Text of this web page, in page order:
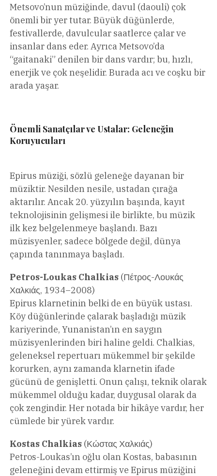
Metsovo’nun müziğinde, davul (daouli) çok
önemli bir yer tutar. Büyük düğünlerde,
festivallerde, davulcular saatlerce çalar ve
insanlar dans eder. Ayrıca Metsovo’da
“gaitanaki” denilen bir dans vardır; bu, hızlı,
enerjik ve çok neşelidir. Burada acı ve coşku bir
arada yaşar.
Önemli Sanatçılar ve Ustalar: Geleneğin
Koruyucuları
Epirus müziği, sözlü geleneğe dayanan bir
müziktir. Nesilden nesile, ustadan çırağa
aktarılır. Ancak 20. yüzyılın başında, kayıt
teknolojisinin gelişmesi ile birlikte, bu müzik
ilk kez belgelenmeye başlandı. Bazı
müzisyenler, sadece bölgede değil, dünya
çapında tanınmaya başladı.
Petros-Loukas Chalkias (Πέτρος-Λουκάς
Χαλκιάς, 1934–2008)
Epirus klarnetinin belki de en büyük ustası.
Köy düğünlerinde çalarak başladığı müzik
kariyerinde, Yunanistan’ın en saygın
müzisyenlerinden biri haline geldi. Chalkias,
geleneksel repertuarı mükemmel bir şekilde
korurken, aynı zamanda klarnetin ifade
gücünü de genişletti. Onun çalışı, teknik olarak
mükemmel olduğu kadar, duygusal olarak da
çok zengindir. Her notada bir hikâye vardır, her
cümlede bir yürek vardır.
Kostas Chalkias (Κώστας Χαλκιάς)
Petros-Loukas’ın oğlu olan Kostas, babasının
geleneğini devam ettirmiş ve Epirus müziğini